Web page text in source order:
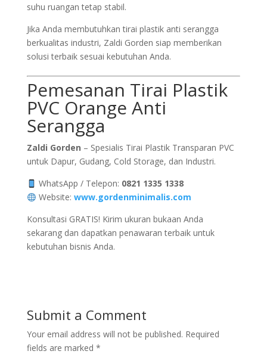
suhu ruangan tetap stabil.
Jika Anda membutuhkan tirai plastik anti serangga
berkualitas industri, Zaldi Gorden siap memberikan
solusi terbaik sesuai kebutuhan Anda.
Pemesanan Tirai Plastik
PVC Orange Anti
Serangga
Zaldi Gorden – Spesialis Tirai Plastik Transparan PVC
untuk Dapur, Gudang, Cold Storage, dan Industri.
WhatsApp / Telepon: 0821 1335 1338
Website: www.gordenminimalis.com
Konsultasi GRATIS! Kirim ukuran bukaan Anda
sekarang dan dapatkan penawaran terbaik untuk
kebutuhan bisnis Anda.
Submit a Comment
Your email address will not be published. Required
fields are marked *